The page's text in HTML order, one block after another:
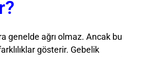
genelde ağrı olmaz. Ancak bu
gösterir. Gebelik